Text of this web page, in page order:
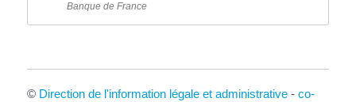
Banque de France
© Direction de l'information légale et administrative- co-